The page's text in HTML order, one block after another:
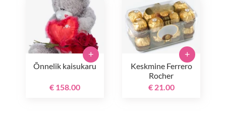
Õnnelik kaisukaru
€ 158.00
+
Keskmine Ferrero
Rocher
€ 21.00
+